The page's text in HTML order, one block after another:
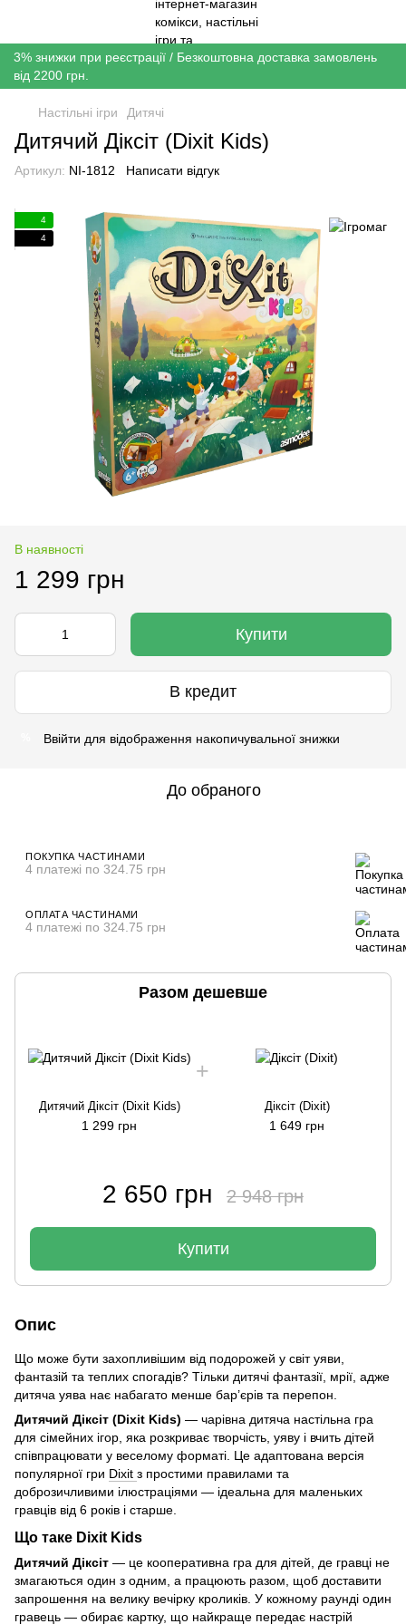
3% знижки при реєстрації / Безкоштовна доставка замовлень
від 2200 грн.
Настільні ігри Дитячі
Дитячий Діксіт (Dixit Kids)
Артикул: NI-1812 Написати відгук
4
4
В наявності
1 299 грн
Купити
В кредит
Ввійти для відображення накопичувальної знижки
До обраного
ПОКУПКА ЧАСТИНАМИ
4 платежі по 324.75 грн
ОПЛАТА ЧАСТИНАМИ
4 платежі по 324.75 грн
Разом дешевше
Дитячий Діксіт (Dixit Kids)
1 299 грн
Діксіт (Dixit)
1 649 грн
2 650 грн 2 948 грн
Купити
Опис
Що може бути захопливішим від подорожей у світ уяви,
фантазій та теплих спогадів? Тільки дитячі фантазії, мрії, адже
дитяча уява нає набагато менше бар’єрів та перепон.
Дитячий Діксіт (Dixit Kids) — чарівна дитяча настільна гра
для сімейних ігор, яка розкриває творчість, уяву і вчить дітей
співпрацювати у веселому форматі. Це адаптована версія
популярної гри Dixit з простими правилами та
доброзичливими ілюстраціями — ідеальна для маленьких
гравців від 6 років і старше.
Що таке Dixit Kids
Дитячий Діксіт — це кооперативна гра для дітей, де гравці не
змагаються один з одним, а працюють разом, щоб доставити
запрошення на велику вечірку кроликів. У кожному раунді один
гравець — обирає картку, що найкраще передає настрій